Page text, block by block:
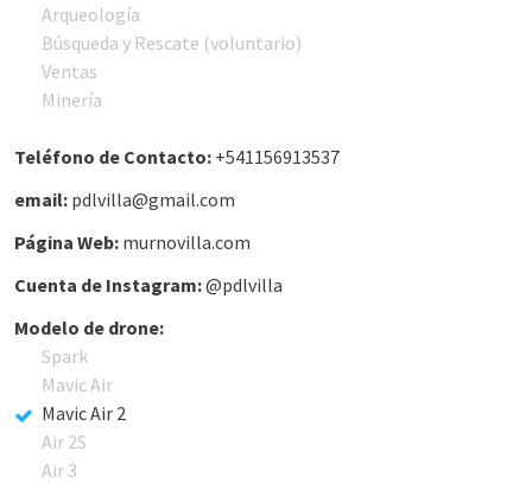
Arqueología
Búsqueda y Rescate (voluntario)
Ventas
Minería
Teléfono de Contacto: +541156913537
email: pdlvilla@gmail.com
Página Web: murnovilla.com
Cuenta de Instagram:@pdlvilla
Modelo de drone:
Spark
Mavic Air
Mavic Air 2
Air 2S
Air 3